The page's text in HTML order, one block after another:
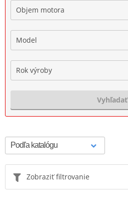
Objem motora
Model
Rok výroby
Vyhľadať
Zobraziť filtrovanie